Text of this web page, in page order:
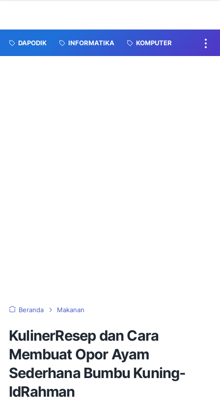
DAPODIK INFORMATIKA KOMPUTER
Beranda Makanan
KulinerResep dan Cara
Membuat Opor Ayam
Sederhana Bumbu Kuning-
IdRahman